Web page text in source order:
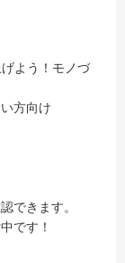
よう！モノづ
方向け
できます。
です！